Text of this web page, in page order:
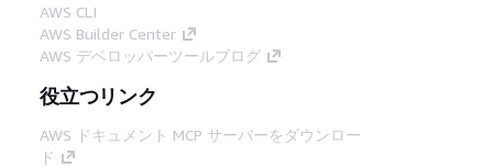
AWS CLI
AWS Builder Center
AWS デベロッパーツールブログ
役立つリンク
AWS ドキュメント MCP サーバーをダウンロー
ド